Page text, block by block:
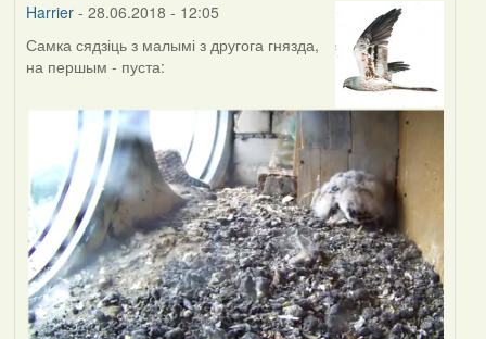
Harrier- 28.06.2018 - 12:05
Самка сядзіць з малымі з другога гнязда,
на першым - пуста: